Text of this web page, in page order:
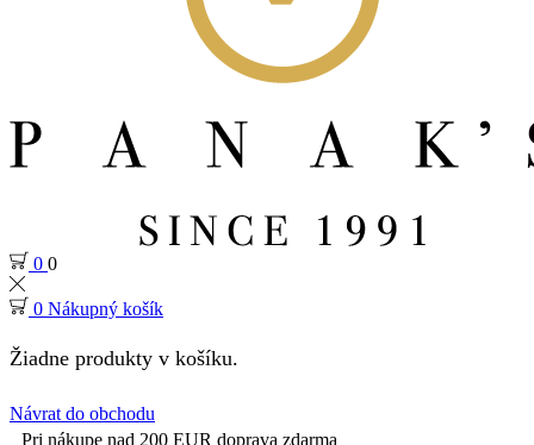
0 0
0 Nákupný košík
Žiadne produkty v košíku.
Návrat do obchodu
Pri nákupe nad 200 EUR doprava zdarma